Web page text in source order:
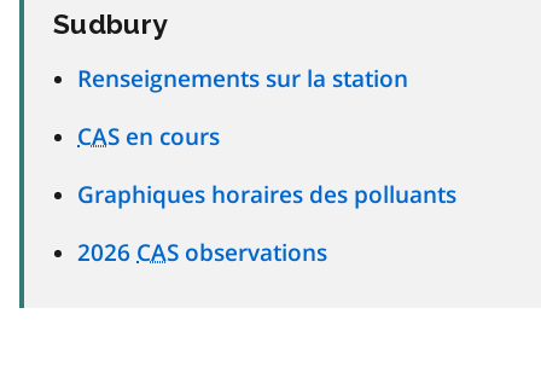
Sudbury
Renseignements sur la station
CAS en cours
Graphiques horaires des polluants
2026 CAS observations